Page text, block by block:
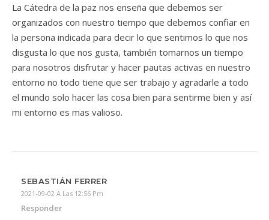
La Cátedra de la paz nos enseña que debemos ser
organizados con nuestro tiempo que debemos confiar en
la persona indicada para decir lo que sentimos lo que nos
disgusta lo que nos gusta, también tomarnos un tiempo
para nosotros disfrutar y hacer pautas activas en nuestro
entorno no todo tiene que ser trabajo y agradarle a todo
el mundo solo hacer las cosa bien para sentirme bien y así
mi entorno es mas valioso.
SEBASTIÁN FERRER
2021-09-02 A Las 12:56 Pm
Responder